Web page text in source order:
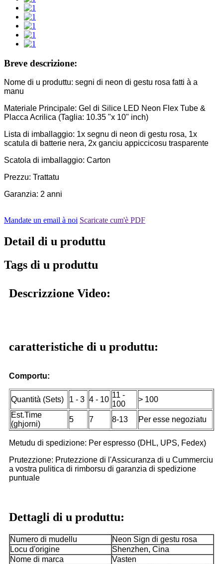
Breve descrizione:
Nome di u produttu: segni di neon di gestu rosa fatti à a
manu
Materiale Principale: Gel di Silice LED Neon Flex Tube &
Placca Acrilica (Taglia: 10.35 "x 10" inch)
Lista di imballaggio: 1x segnu di neon di gestu rosa, 1x
scatula di batterie nera, 2x ganciu appiccicosu trasparente
Scatola di imballaggio: Carton
Prezzu: Trattatu
Garanzia: 2 anni
Mandate un email à noi Scaricate cum'è PDF
Detail di u produttu
Tags di u produttu
Descrizzione Video:
caratteristiche di u produttu:
Comportu:
Quantità (Sets) 1 - 3 4 - 10
11 -
100
> 100
Est.Time
(ghjorni)
5 7 8-13 Per esse negoziatu
Metudu di spedizione: Per espresso (DHL, UPS, Fedex)
Prutezzione: Prutezzione di l'Assicuranza di u Cummerciu
a vostra pulitica di rimborsu di garanzia di spedizione
puntuale
Dettagli di u produttu:
Numero di mudellu
Neon Sign di gestu rosa
Locu d'origine
Shenzhen, Cina
Nome di marca
Vasten